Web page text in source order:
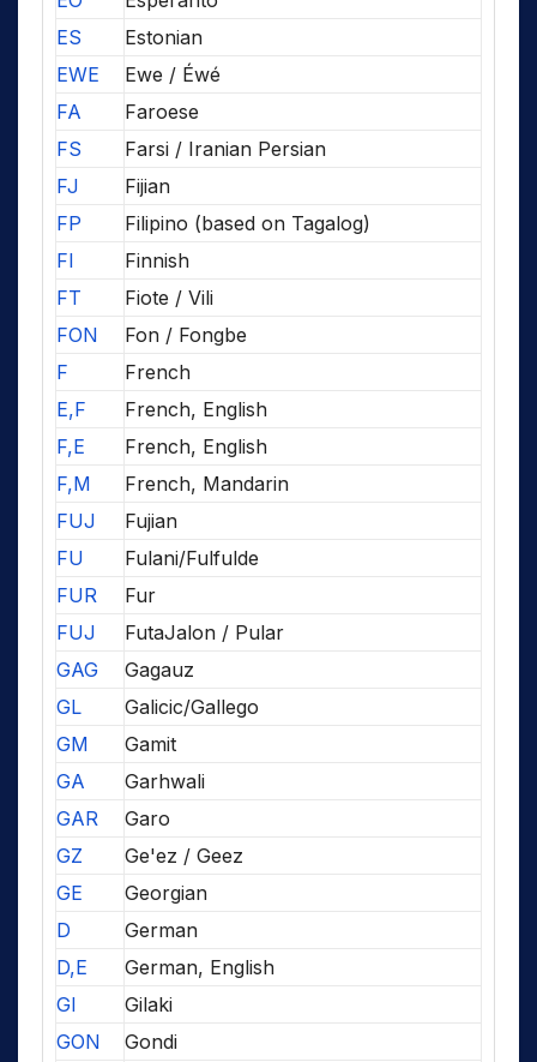
ES
Estonian
EWE
Ewe / Éwé
FA
Faroese
FS
Farsi / Iranian Persian
FJ
Fijian
FP
Filipino (based on Tagalog)
FI
Finnish
FT
Fiote / Vili
FON
Fon / Fongbe
F
French
E,F
French, English
F,E
French, English
F,M
French, Mandarin
FUJ
Fujian
FU
Fulani/Fulfulde
FUR
Fur
FUJ
FutaJalon / Pular
GAG
Gagauz
GL
Galicic/Gallego
GM
Gamit
GA
Garhwali
GAR
Garo
GZ
Ge'ez / Geez
GE
Georgian
D
German
D,E
German, English
GI
Gilaki
GON
Gondi